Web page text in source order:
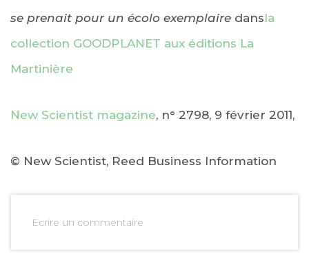
se prenait pour un écolo exemplaire dansla
collection GOODPLANET aux éditions La
Martinière
New Scientist magazine, n° 2798, 9 février 2011,
© New Scientist, Reed Business Information
Ecrire un commentaire